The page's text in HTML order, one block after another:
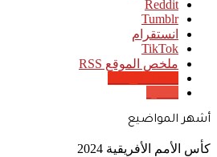
انستقرام
‫TikTok
ملخص الموقع RSS
أشهر المواضيع
كأس الأمم الأفريقية 2024